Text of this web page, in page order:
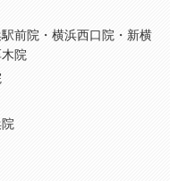
前院・横浜西口院・新横
院